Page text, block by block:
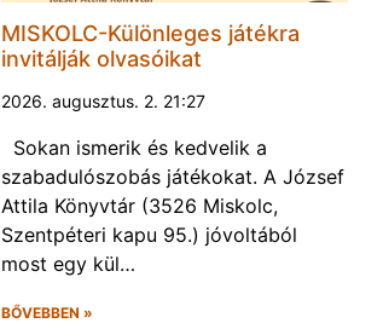
MISKOLC-Különleges játékra
invitálják olvasóikat
2026. augusztus. 2. 21:27
Sokan ismerik és kedvelik a
szabadulószobás játékokat. A József
Attila Könyvtár (3526 Miskolc,
Szentpéteri kapu 95.) jóvoltából
most egy kül…
BŐVEBBEN »